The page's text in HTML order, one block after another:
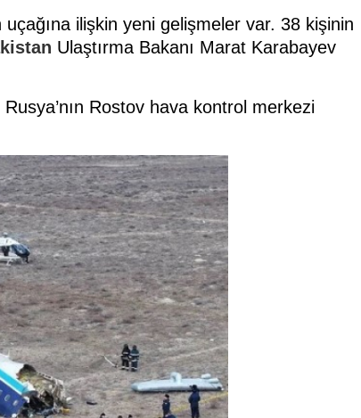
ilişkin yeni gelişmeler var. 38 kişinin
Ulaştırma Bakanı Marat Karabayev
Rostov hava kontrol merkezi